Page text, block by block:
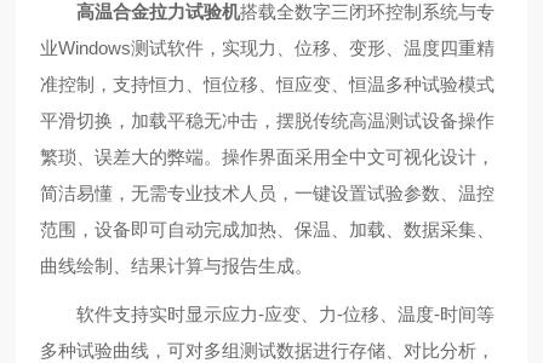
高温合金拉力试验机搭载全数字三闭环控制系统与专
业Windows测试软件，实现力、位移、变形、温度四重精
准控制，支持恒力、恒位移、恒应变、恒温多种试验模式
平滑切换，加载平稳无冲击，摆脱传统高温测试设备操作
繁琐、误差大的弊端。操作界面采用全中文可视化设计，
简洁易懂，无需专业技术人员，一键设置试验参数、温控
范围，设备即可自动完成加热、保温、加载、数据采集、
曲线绘制、结果计算与报告生成。
软件支持实时显示应力-应变、力-位移、温度-时间等
多种试验曲线，可对多组测试数据进行存储、对比分析，